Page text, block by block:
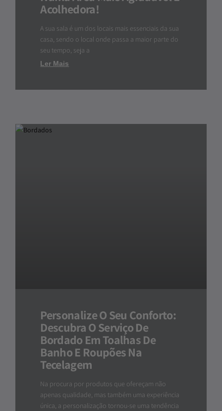
Acolhedora!
A sua sala é um dos locais mais essenciais da sua
casa, sendo o local onde passa a maior parte do
seu tempo, seja a
Ler Mais
Personalize O Seu Conforto:
Descubra O Serviço De
Bordado Em Toalhas De
Banho E Roupões Na
Tecelagem
Na procura por produtos que ofereçam não
apenas qualidade, mas também uma experiência
única, a personalização tornou-se uma tendência